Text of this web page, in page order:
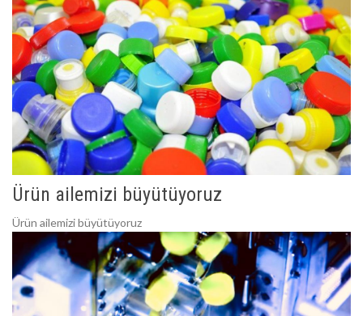
Ürün ailemizi büyütüyoruz
Ürün ailemizi büyütüyoruz